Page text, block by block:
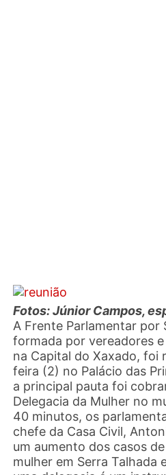
Fotos: Júnior Campos,
A Frente Parlamentar por
formada por vereadores
na Capital do Xaxado, foi
feira (2) no Palácio das
a principal pauta foi
Delegacia da Mulher no
40 minutos, os
chefe da Casa Civil,
um aumento dos casos
mulher em Serra Talhada